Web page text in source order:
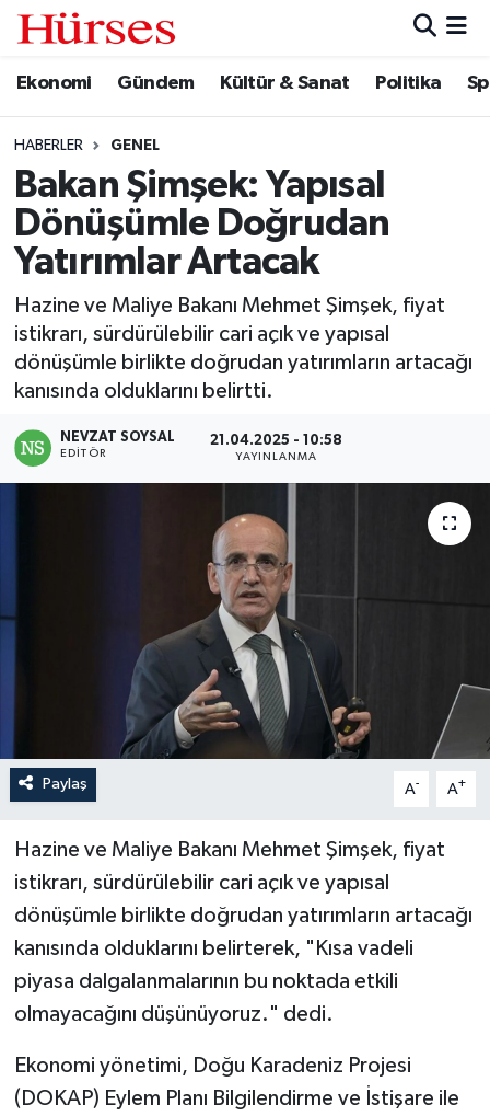
Ekonomi Gündem Kültür & Sanat Politika
HABERLER GENEL
Bakan Şimşek: Yapısal
Dönüşümle Doğrudan
Yatırımlar Artacak
Hazine ve Maliye Bakanı Mehmet Şimşek, fiyat
istikrarı, sürdürülebilir cari açık ve yapısal
dönüşümle birlikte doğrudan yatırımların artacağı
kanısında olduklarını belirtti.
NEVZAT SOYSAL
EDITÖR
21.04.2025 - 10:58
YAYINLANMA
Paylaş A- A+
Hazine ve Maliye Bakanı Mehmet Şimşek, fiyat
istikrarı, sürdürülebilir cari açık ve yapısal
dönüşümle birlikte doğrudan yatırımların artacağı
kanısında olduklarını belirterek, "Kısa vadeli
piyasa dalgalanmalarının bu noktada etkili
olmayacağını düşünüyoruz." dedi.
Ekonomi yönetimi, Doğu Karadeniz Projesi
(DOKAP) Eylem Planı Bilgilendirme ve İstişare ile
Ekonomi
Gündem
Kültür & Sanat
Politika
Spor
Turizm
Hava Durumu
Trafik Durumu
Süper Lig Puan Durumu ve Fikstür
Tüm Manşetler
Son Dakika Haberleri
Haber Arşivi